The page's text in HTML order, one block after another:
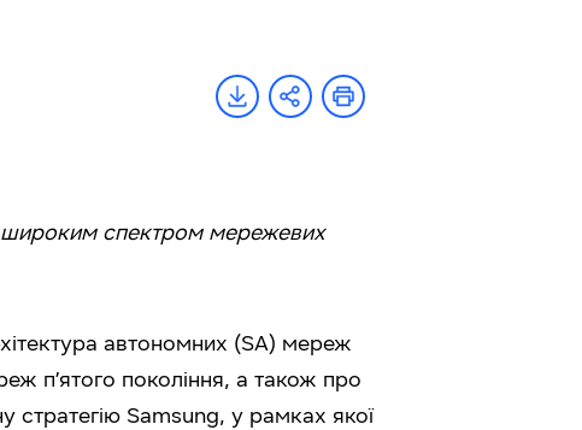
широким спектром мережевих
автономних (SA) мереж
п’ятого покоління, а також про
стратегію Samsung, у рамках якої